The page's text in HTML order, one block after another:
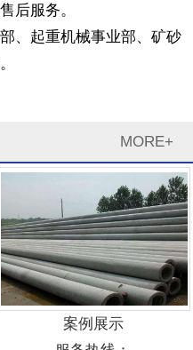
后服务。
起重机械事业部、矿砂
MORE+
案例展示